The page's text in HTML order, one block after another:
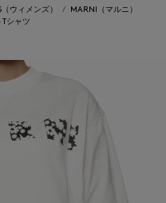
ウィメンズ）
MARNI（マルニ）
Tシャツ